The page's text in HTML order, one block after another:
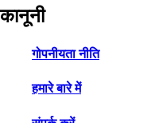
कानूनी
गोपनीयता नीति
हमारे बारे में